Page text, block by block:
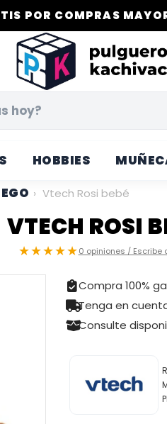
POR COMPRAS
HOBBIES
› Vtech Rosi bebé
VTECH ROSI
★★★★★0 opiniones / Escribe
Compra 100%
Tenga en
Consulte